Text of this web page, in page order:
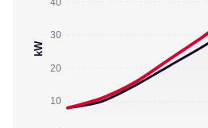
30
20
10
kW